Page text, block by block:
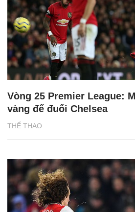
THỂ THAO
Vòng 25 Premier League:
vàng để đuổi Chelsea